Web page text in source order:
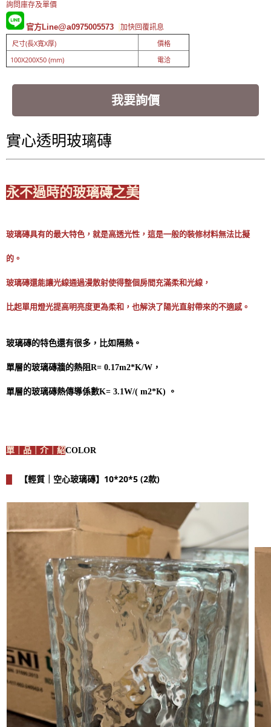
詢問庫存及單價
官方Line@a0975005573 加快回覆訊息
尺寸(長X寬X厚)
價格
100X200X50 (mm)
電洽
我要詢價
實心透明玻璃磚
永不過時的玻璃磚之美
玻璃磚具有的最大特色，就是高透光性，這是一般的裝修材料無法比擬
的。
玻璃磚還能讓光線通過漫散射使得整個房間充滿柔和光線，
比起單用燈光提高明亮度更為柔和，也解決了陽光直射帶來的不適感。
玻璃磚的特色還有很多，比如隔熱。
單層的玻璃磚牆的熱阻R= 0.17m2*K/W，
單層的玻璃磚熱傳導係數K= 3.1W/( m2*K) 。
單｜品｜介｜紹COLOR
【輕質｜空心玻璃磚】10*20*5 (2款)